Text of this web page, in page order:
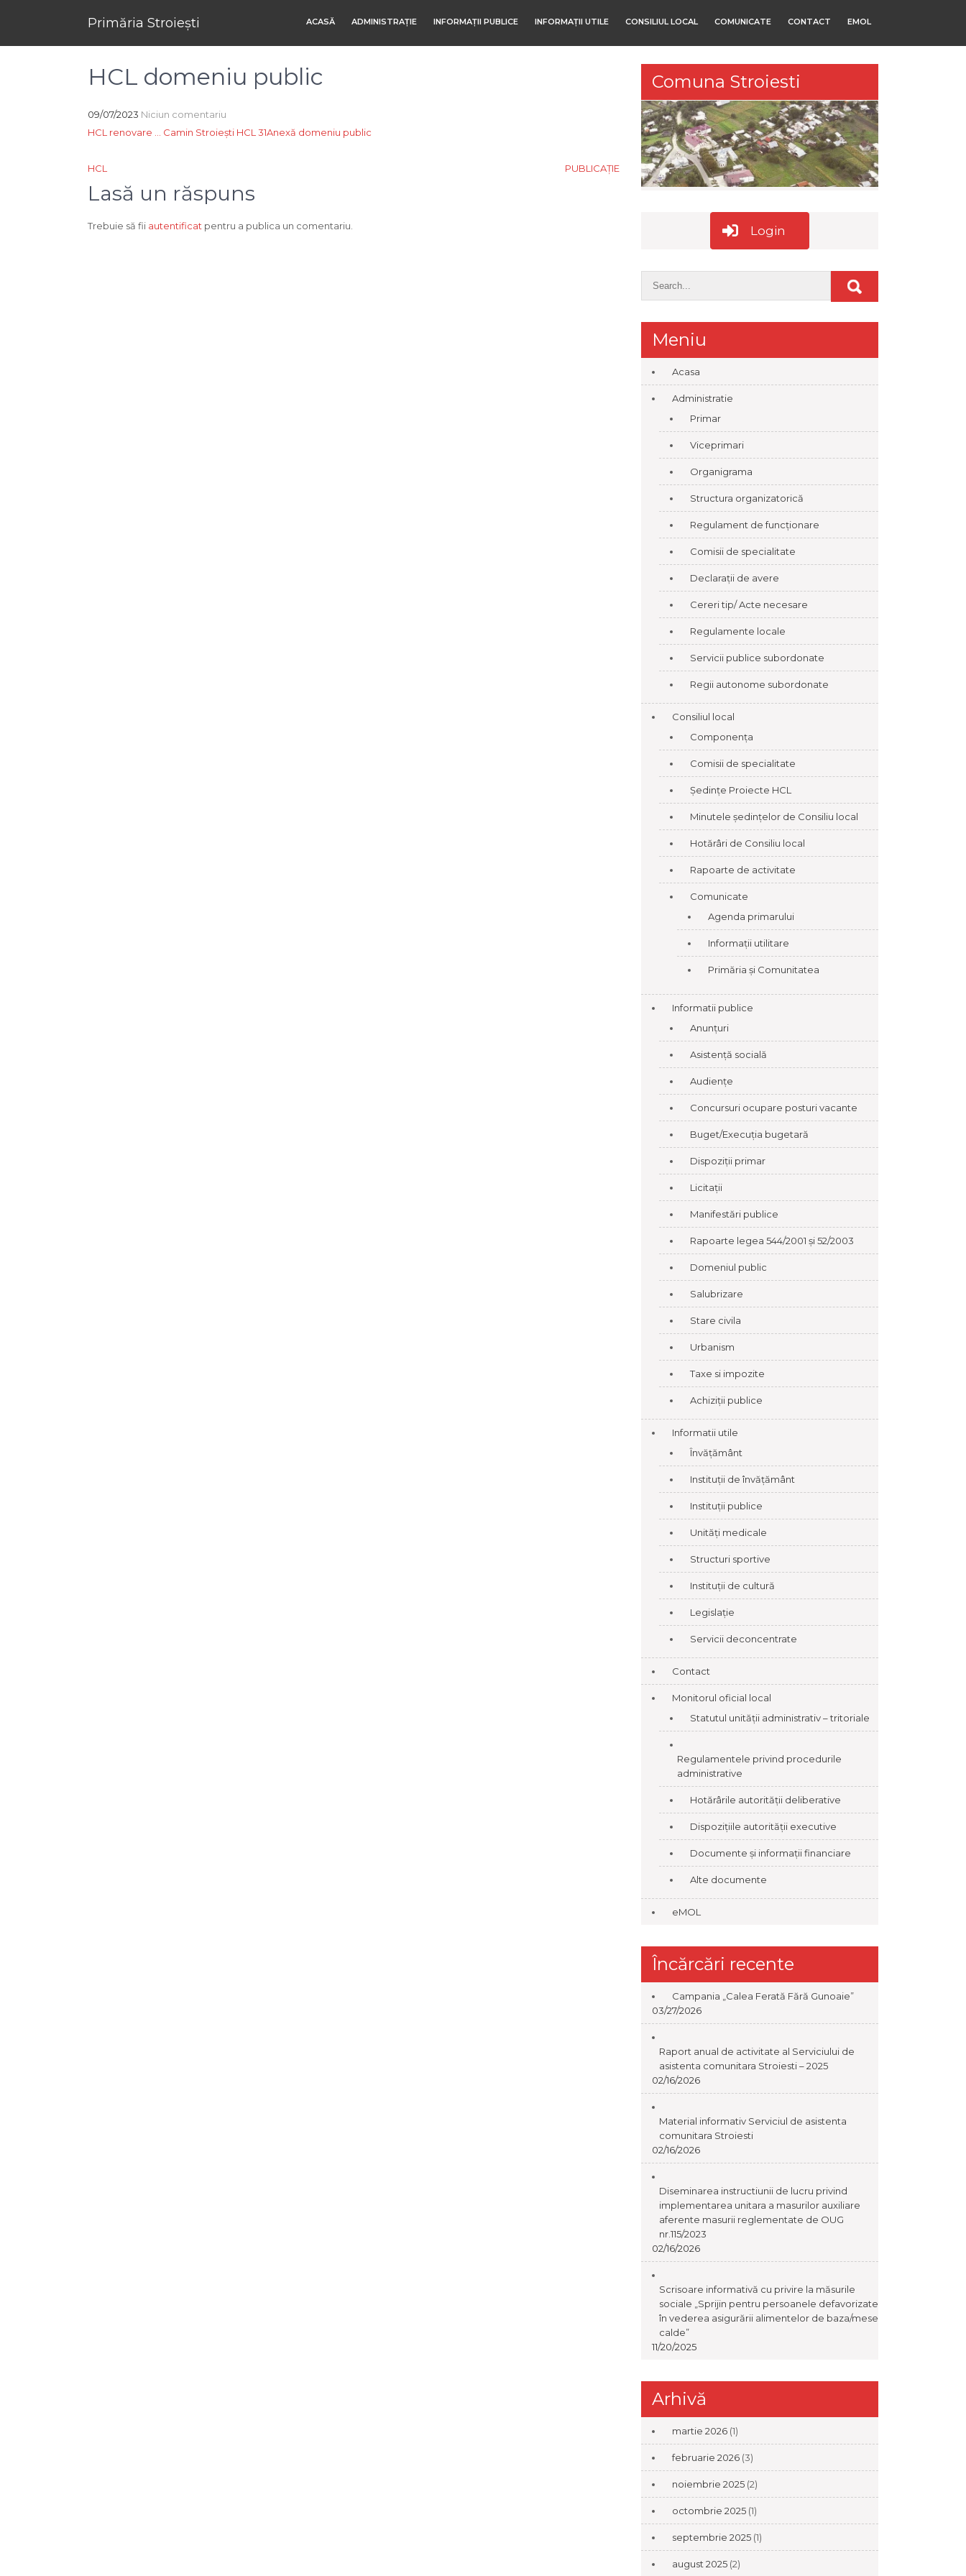
Primăria Stroiești ACASĂ ADMINISTRAȚIE INFORMAȚII PUBLICE INFORMAȚII UTILE CONSILIUL LOCAL COMUNICATE CONTACT EMOL
HCL domeniu public
09/07/2023 Niciun comentariu
HCL renovare … Camin Stroieşti HCL 31Anexă domeniu public
Navigare
în
HCL PUBLICAȚIE
Lasă un răspuns
Trebuie să fii autentificat pentru a publica un comentariu.
Comuna Stroiesti
Login
Meniu
Acasa
Administratie
Primar
Viceprimari
Organigrama
Structura organizatorică
Regulament de funcționare
Comisii de specialitate
Declarații de avere
Cereri tip/ Acte necesare
Regulamente locale
Servicii publice subordonate
Regii autonome subordonate
Consiliul local
Componența
Comisii de specialitate
Ședințe Proiecte HCL
Minutele ședințelor de Consiliu local
Hotărâri de Consiliu local
Rapoarte de activitate
Comunicate
Agenda primarului
Informații utilitare
Primăria și Comunitatea
Informatii publice
Anunțuri
Asistență socială
Audiențe
Concursuri ocupare posturi vacante
Buget/Execuția bugetară
Dispoziții primar
Licitații
Manifestări publice
Rapoarte legea 544/2001 și 52/2003
Domeniul public
Salubrizare
Stare civila
Urbanism
Taxe si impozite
Achiziții publice
Informatii utile
Învățământ
Instituții de învățământ
Instituții publice
Unități medicale
Structuri sportive
Instituții de cultură
Legislație
Servicii deconcentrate
Contact
Monitorul oficial local
Statutul unității administrativ – tritoriale
Regulamentele privind procedurile
administrative
Hotărârile autorității deliberative
Dispozițiile autorității executive
Documente și informații financiare
Alte documente
eMOL
Încărcări recente
Campania „Calea Ferată Fără Gunoaie”
03/27/2026
Raport anual de activitate al Serviciului de
asistenta comunitara Stroiesti – 2025
02/16/2026
Material informativ Serviciul de asistenta
comunitara Stroiesti
02/16/2026
Diseminarea instructiunii de lucru privind
implementarea unitara a masurilor auxiliare
aferente masurii reglementate de OUG
nr.115/2023
02/16/2026
Scrisoare informativă cu privire la măsurile
sociale „Sprijin pentru persoanele defavorizate
în vederea asigurării alimentelor de baza/mese
calde”
11/20/2025
Arhivă
martie 2026 (1)
februarie 2026 (3)
noiembrie 2025 (2)
octombrie 2025 (1)
septembrie 2025 (1)
august 2025 (2)